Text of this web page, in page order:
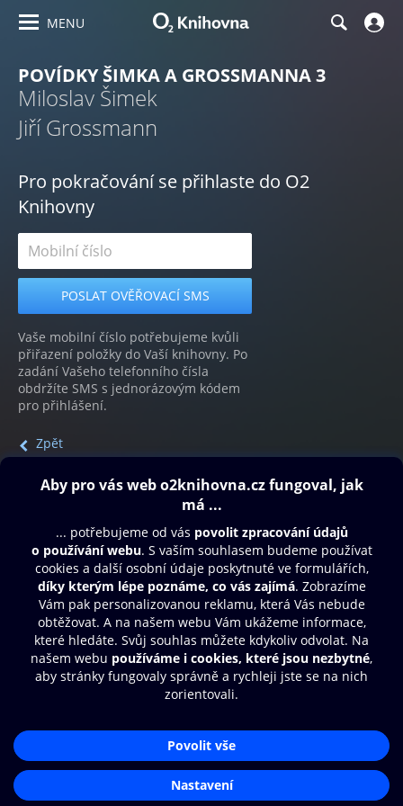
MENU
POVÍDKY ŠIMKA A GROSSMANNA 3
Miloslav Šimek
Jiří Grossmann
Pro pokračování se přihlaste do O2
Knihovny
Vaše mobilní číslo potřebujeme kvůli
přiřazení položky do Vaší knihovny. Po
zadání Vašeho telefonního čísla
obdržíte SMS s jednorázovým kódem
pro přihlášení.
Zpět
Obsah ke stažení
Moje O2 Knihovna
Další zábava
© O2 Czech Republic a.s.
Přístupnost
Zásady zpracování osobních údajůAplikace O2 Knihovna
Čti a poslouchej své e-knihy a